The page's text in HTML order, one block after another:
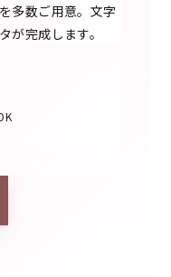
多数ご用意。文字
が完成します。